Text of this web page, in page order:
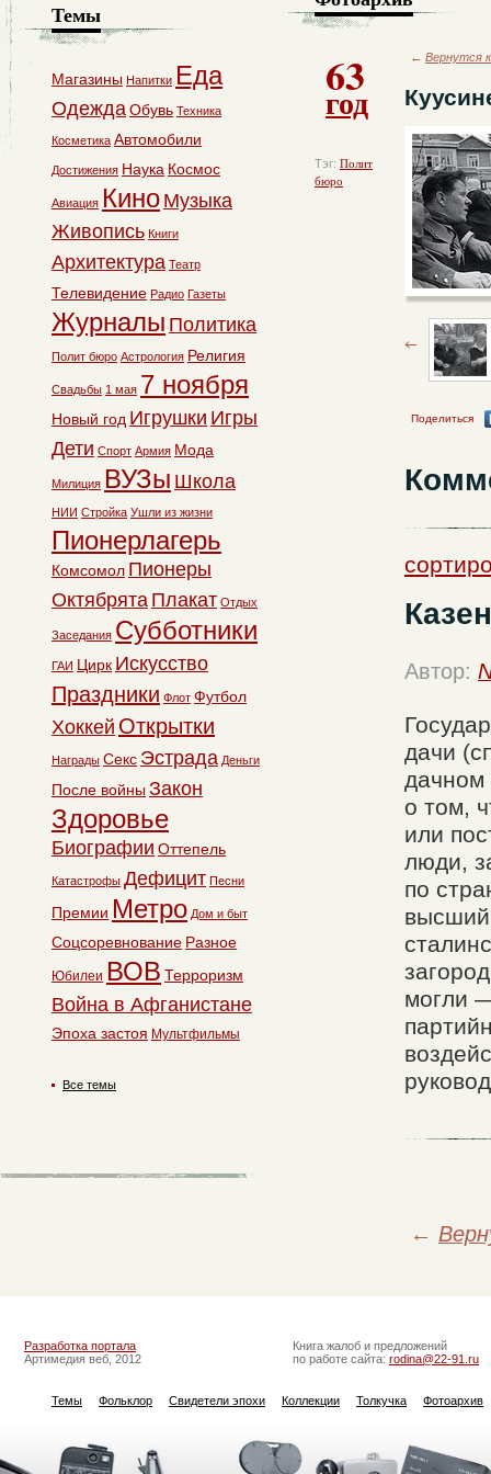
63
год
Тэг: Полит
бюро
← Вернутся
Поделиться
Автор:
дачи
дачном
о том,
или
люди,
по
высший
могли
←
Темы
Магазины Напитки Еда
ОдеждаОбувь Техника
Косметика Автомобили
Достижения Наука Космос
Авиация Кино Музыка
Живопись Книги
Архитектура Театр
Телевидение Радио Газеты
Журналы Политика
Полит бюро Астрология Религия
Свадьбы 1 мая 7 ноября
Новый год Игрушки Игры
Дети Спорт Армия Мода
Милиция ВУЗы Школа
НИИ Стройка Ушли из жизни
Пионерлагерь
Комсомол Пионеры
Октябрята Плакат Отдых
Заседания Субботники
ГАИ Цирк Искусство
Праздники Флот Футбол
Хоккей Открытки
Награды Секс Эстрада Деньги
После войны Закон
Здоровье
Биографии Оттепель
Катастрофы Дефицит Песни
Премии Метро Дом и быт
Соцсоревнование Разное
Юбилеи ВОВ Терроризм
Война в Афганистане
Эпоха застоя Мультфильмы
Все темы
Разработка портала
Артимедия веб, 2012
Книга жалоб и предложений
по работе сайта: rodina@22-91.ru
Темы Фольклор Свидетели эпохи Коллекции Толкучка Фотоархив